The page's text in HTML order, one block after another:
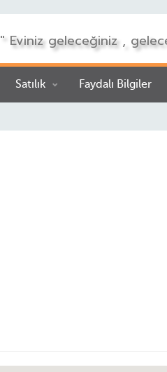
" Eviniz geleceğiniz ,
Satılık Faydalı Bilgiler